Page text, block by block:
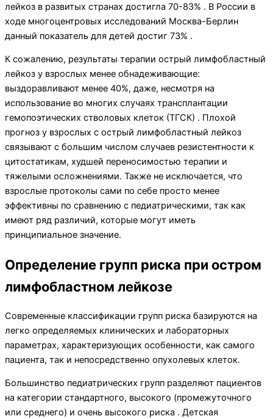
лейкоз в развитых странах достигла 70-83% . В России в
ходе многоцентровых исследований Москва-Берлин
данный показатель для детей достиг 73% .
К сожалению, результаты терапии острый лимфобластный
лейкоз у взрослых менее обнадеживающие:
выздоравливают менее 40%, даже, несмотря на
использование во многих случаях трансплантации
гемопоэтических стволовых клеток (ТГСК) . Плохой
прогноз у взрослых с острый лимфобластный лейкоз
связывают с большим числом случаев резистентности к
цитостатикам, худшей переносимостью терапии и
тяжелыми осложнениями. Также не исключается, что
взрослые протоколы сами по себе просто менее
эффективны по сравнению с педиатрическими, так как
имеют ряд различий, которые могут иметь
принципиальное значение.
Определение групп риска при остром
лимфобластном лейкозе
Современные классификации групп риска базируются на
легко определяемых клинических и лабораторных
параметрах, характеризующих особенности, как самого
пациента, так и непосредственно опухолевых клеток.
Большинство педиатрических групп разделяют пациентов
на категории стандартного, высокого (промежуточного
или среднего) и очень высокого риска . Детская